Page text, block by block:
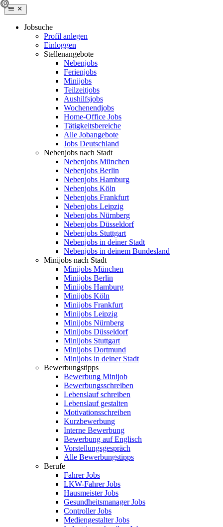
Jobsuche
Profil anlegen
Einloggen
Stellenangebote
Nebenjobs
Ferienjobs
Minijobs
Teilzeitjobs
Aushilfsjobs
Wochenendjobs
Home-Office Jobs
Tätigkeitsbereiche
Alle Jobangebote
Jobs Deutschland
Nebenjobs nach Stadt
Nebenjobs München
Nebenjobs Berlin
Nebenjobs Hamburg
Nebenjobs Köln
Nebenjobs Frankfurt
Nebenjobs Leipzig
Nebenjobs Nürnberg
Nebenjobs Düsseldorf
Nebenjobs Stuttgart
Nebenjobs in deiner Stadt
Nebenjobs in deinem Bundesland
Minijobs nach Stadt
Minijobs München
Minijobs Berlin
Minijobs Hamburg
Minijobs Köln
Minijobs Frankfurt
Minijobs Leipzig
Minijobs Nürnberg
Minijobs Düsseldorf
Minijobs Stuttgart
Minijobs Dortmund
Minijobs in deiner Stadt
Bewerbungstipps
Bewerbung Minijob
Bewerbungsschreiben
Lebenslauf schreiben
Lebenslauf gestalten
Motivationsschreiben
Kurzbewerbung
Interne Bewerbung
Bewerbung auf Englisch
Vorstellungsgespräch
Alle Bewerbungstipps
Berufe
Fahrer Jobs
LKW-Fahrer Jobs
Hausmeister Jobs
Gesundheitsmanager Jobs
Controller Jobs
Mediengestalter Jobs